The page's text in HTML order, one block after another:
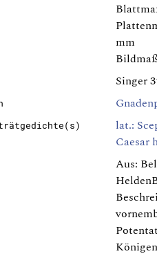
mm
Singer
lat.:
Caesar
Aus: